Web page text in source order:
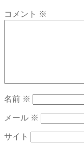
コメント ※
名前 ※
メール ※
サイト